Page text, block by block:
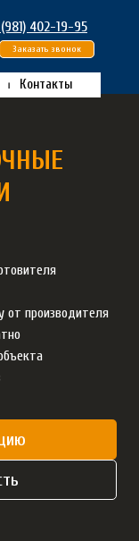
Заказать звонок
402-19-95
Контакты
от производителя